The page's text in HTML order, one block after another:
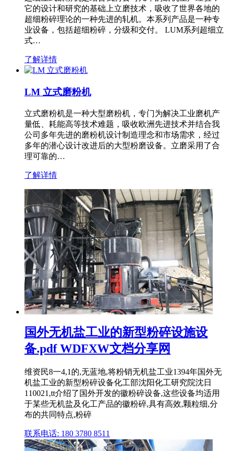
它的设计和研究的基础上立磨技术，吸收了世界各地的
超细粉碎理论的一种先进的轧机。本系列产品是一种专
业设备，包括超细粉碎，分级和交付。 LUM系列超细立
式…
了解详情
LM 立式磨粉机
立式磨粉机是一种大型磨粉机，专门为解决工业磨机产
量低、耗能高等技术难题，吸收欧洲先进技术并结合我
公司多年先进的磨粉机设计制造理念和市场需求，经过
多年的潜心设计改进后的大型粉磨设备。立磨采用了合
理可靠的…
了解详情
国外无机盐工业的新型粉碎设施设
备.pdf WDFXW文档分享网
维资民8一4,1的,无蓝地,将粉销无机盐工业1394年国外无
机盐工业的新型粉碎设备化工部沈阳化工研究院沈日
110021,tt介绍了国外开发的徽粉碎设备,这些设备均适用
于某些无机盐及化工产品的徽粉碎,具有高效,颗粒细,分
布的共同特点,粉碎
联系电话: 180 3780 8511